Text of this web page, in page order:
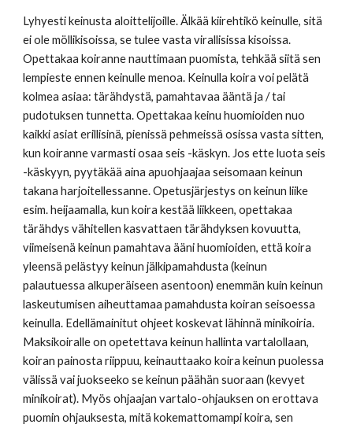
Lyhyesti keinusta aloittelijoille. Älkää kiirehtikö keinulle, sitä
ei ole möllikisoissa, se tulee vasta virallisissa kisoissa.
Opettakaa koiranne nauttimaan puomista, tehkää siitä sen
lempieste ennen keinulle menoa. Keinulla koira voi pelätä
kolmea asiaa: tärähdystä, pamahtavaa ääntä ja / tai
pudotuksen tunnetta. Opettakaa keinu huomioiden nuo
kaikki asiat erillisinä, pienissä pehmeissä osissa vasta sitten,
kun koiranne varmasti osaa seis -käskyn. Jos ette luota seis
-käskyyn, pyytäkää aina apuohjaajaa seisomaan keinun
takana harjoitellessanne. Opetusjärjestys on keinun liike
esim. heijaamalla, kun koira kestää liikkeen, opettakaa
tärähdys vähitellen kasvattaen tärähdyksen kovuutta,
viimeisenä keinun pamahtava ääni huomioiden, että koira
yleensä pelästyy keinun jälkipamahdusta (keinun
palautuessa alkuperäiseen asentoon) enemmän kuin keinun
laskeutumisen aiheuttamaa pamahdusta koiran seisoessa
keinulla. Edellämainitut ohjeet koskevat lähinnä minikoiria.
Maksikoiralle on opetettava keinun hallinta vartalollaan,
koiran painosta riippuu, keinauttaako koira keinun puolessa
välissä vai juokseeko se keinun päähän suoraan (kevyet
minikoirat). Myös ohjaajan vartalo-ohjauksen on erottava
puomin ohjauksesta, mitä kokemattomampi koira, sen